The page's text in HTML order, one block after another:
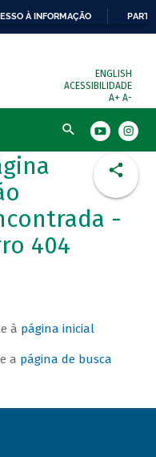
À INFORMAÇÃO
ENGLISH
ACESSIBILIDADE
A+ A-
Busca
-
404
à página inicial
a página de busca